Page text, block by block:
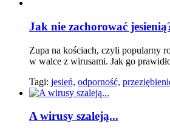
Jak nie zachorować
Zupa na kościach, czyli popularny
w walce z wirusami. Jak go
Tagi: jesień, odporność,
A wirusy szaleją...